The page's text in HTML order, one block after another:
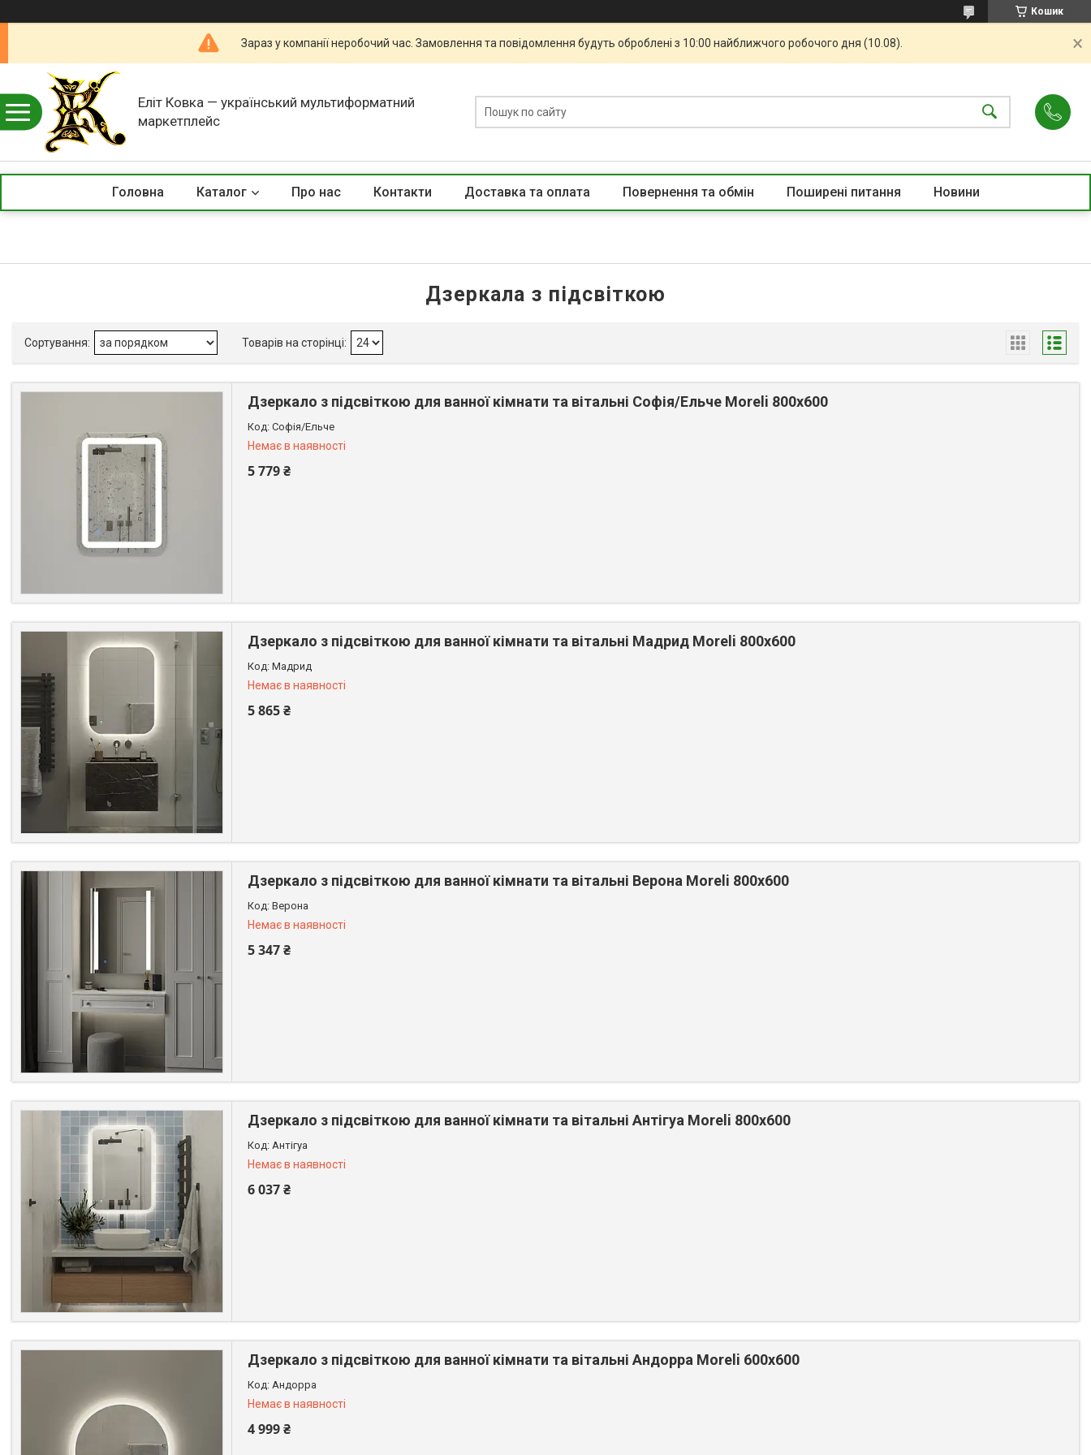
Кошик
Зараз у компанії неробочий час. Замовлення та повідомлення будуть оброблені з 10:00 найближчого робочого дня (10.08).
Еліт Ковка — український мультиформатний
маркетплейс
Головна Каталог Про нас Контакти Доставка та оплата Повернення та обмін Поширені питання Новини
Дзеркала з підсвіткою
Дзеркало з підсвіткою для ванної кімнати та вітальні Софія/Ельче Moreli 800x600
Софія/Ельче
Немає в наявності
5 779 ₴
Дзеркало з підсвіткою для ванної кімнати та вітальні Мадрид Moreli 800х600
Мадрид
Немає в наявності
5 865 ₴
Дзеркало з підсвіткою для ванної кімнати та вітальні Верона Moreli 800x600
Верона
Немає в наявності
5 347 ₴
Дзеркало з підсвіткою для ванної кімнати та вітальні Антігуа Moreli 800x600
Антігуа
Немає в наявності
6 037 ₴
Дзеркало з підсвіткою для ванної кімнати та вітальні Андорра Moreli 600x600
Андорра
Немає в наявності
4 999 ₴